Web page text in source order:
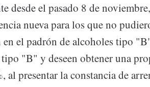
desde el pasado 8 de
nueva para los que no
en el padrón de alcoholes tipo
"B" y deseen obtener una
al presentar la constancia de